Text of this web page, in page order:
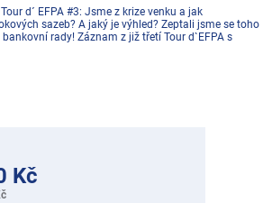
d´ EFPA #3: Jsme z krize venku a jak
sazeb? A jaký je výhled? Zeptali jsme se toho
rady! Záznam z již třetí Tour d`EFPA s
Kč